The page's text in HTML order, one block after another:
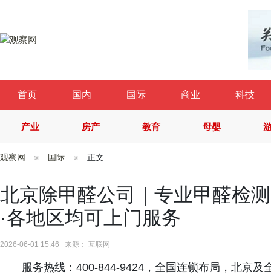
首页 国内 国际 商业 科技
产业 房产 教育 母婴
观察网 国际 正文
北京除甲醛公司｜专业甲醛检
·各地区均可上门服务
2026-06-01 15:46 来源： 互联网
服务热线：400-844-9424，全国连锁布局，北京